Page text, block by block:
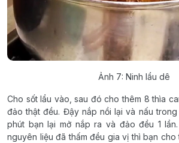
Ảnh 7: Ninh lẩu dê
Cho sốt lẩu vào, sau đó cho thêm 8 thìa
đảo thật đều. Đậy nắp nồi lại và nấu
phút bạn lại mở nắp ra và đảo đều 1
nguyên liệu đã thấm đều gia vị thì bạn cho